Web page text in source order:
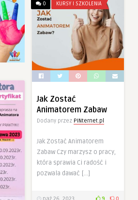
0 KURSY I SZKOLENIA
Jak Zostać
Animatorem Zabaw
Dodany przez PINternet.pl
Jak Zostać Animatorem
Zabaw Czy marzysz o pracy,
która sprawia Ci radość i
pozwala dawać […]